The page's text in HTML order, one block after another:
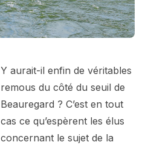
Y aurait-il enfin de véritables
remous du côté du seuil de
Beauregard ? C’est en tout
cas ce qu’espèrent les élus
concernant le sujet de la